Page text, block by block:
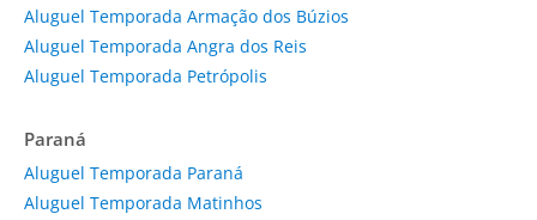
Aluguel Temporada Armação dos Búzios
Aluguel Temporada Angra dos Reis
Aluguel Temporada Petrópolis
Paraná
Aluguel Temporada Paraná
Aluguel Temporada Matinhos